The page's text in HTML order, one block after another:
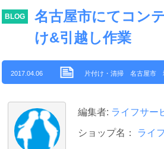
名古屋市にてコン
け&引越し作業
BLOG
2017.04.06 片付け・清掃 名古屋市
編集者: ライフサー
ショップ名： ライ